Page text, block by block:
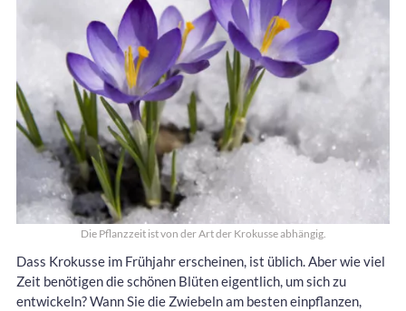
Die Pflanzzeit ist von der Art der Krokusse abhängig.
Dass Krokusse im Frühjahr erscheinen, ist üblich. Aber wie viel
Zeit benötigen die schönen Blüten eigentlich, um sich zu
entwickeln? Wann Sie die Zwiebeln am besten einpflanzen,